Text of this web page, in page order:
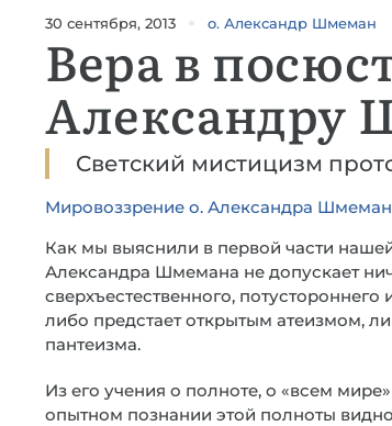
30 сентября, 2013 о. Александр Шмеман
Вера в
Александру
Светский мистицизм
Мировоззрение о. Александра
Как мы выяснили в первой части
Александра Шмемана не допускает
сверхъестественного,
либо предстает открытым атеизмом,
пантеизма.
Из его учения о полноте, о «всем
опытном познании этой полноты